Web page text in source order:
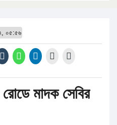
০৫:৫৬
রোডে মাদক সেবির